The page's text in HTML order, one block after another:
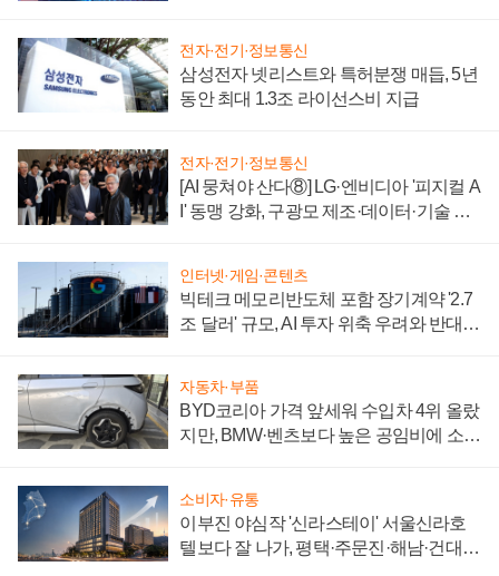
전자·전기·정보통신
삼성전자 넷리스트와 특허분쟁 매듭, 5년
동안 최대 1.3조 라이선스비 지급
전자·전기·정보통신
[AI 뭉쳐야 산다⑧] LG·엔비디아 '피지컬 A
I' 동맹 강화, 구광모 제조·데이터·기술 결
인터넷·게임·콘텐츠
빅테크 메모리반도체 포함 장기계약 '2.7
조 달러' 규모, AI 투자 위축 우려와 반대
자동차·부품
BYD코리아 가격 앞세워 수입차 4위 올랐
지만, BMW·벤츠보다 높은 공임비에 소비
소비자·유통
이부진 야심작 '신라스테이' 서울신라호
텔보다 잘 나가, 평택·주문진·해남·건대로